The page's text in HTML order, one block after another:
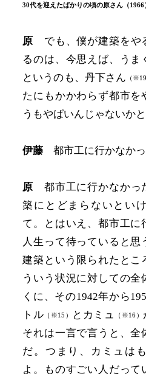
30代を迎えたばかりの頃の原さん（1966
原 でも、僕が建築をや
るのは、今思えば、うま
というのも、丹下さん （
たにもかかわらず都市を
うもやばいんじゃないか
伊藤 都市工に行かなかっ
原 都市工に行かなかっ
築にとどまらないとい
て。とはいえ、都市工に
人生って待っていると思
建築という限られたとこ
ういう状況に対しての全
くに、その1942年から
トル （※15） とカミュ （※16）
それは一言で言うと、全
だ。つまり、カミュは
よ。ものすごい人だって